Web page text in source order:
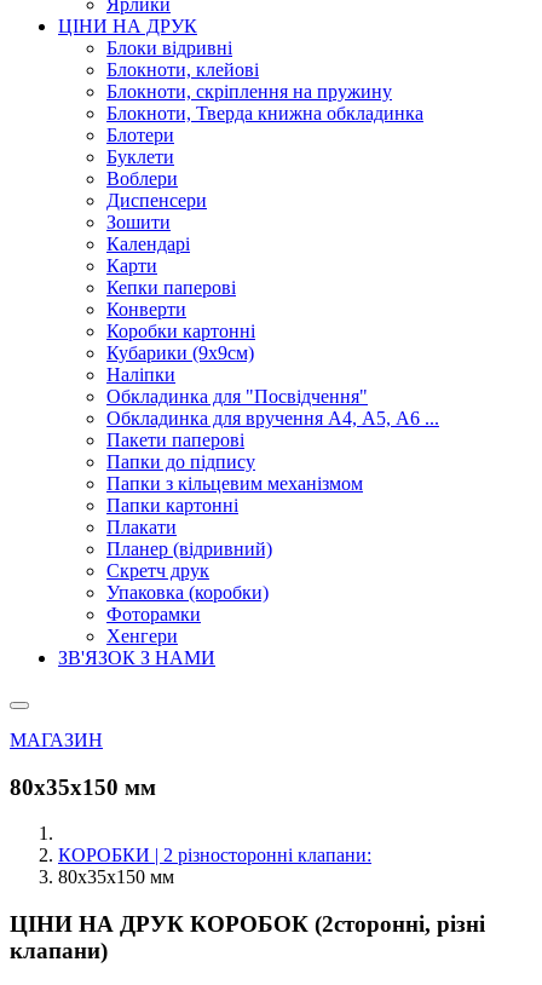
Ярлики
ЦІНИ НА ДРУК
Блоки відривні
Блокноти, клейові
Блокноти, скріплення на пружину
Блокноти, Тверда книжна обкладинка
Блотери
Буклети
Воблери
Диспенсери
Зошити
Календарі
Карти
Кепки паперові
Конверти
Коробки картонні
Кубарики (9х9см)
Наліпки
Обкладинка для "Посвідчення"
Обкладинка для вручення А4, А5, А6 ...
Пакети паперові
Папки до підпису
Папки з кільцевим механізмом
Папки картонні
Плакати
Планер (відривний)
Скретч друк
Упаковка (коробки)
Фоторамки
Хенгери
ЗВ'ЯЗОК З НАМИ
МАГАЗИН
80х35х150 мм
КОРОБКИ | 2 різносторонні клапани:
80х35х150 мм
ЦІНИ НА ДРУК КОРОБОК (2сторонні, різні
клапани)